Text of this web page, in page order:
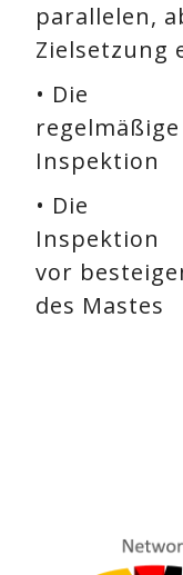
parallelen,
Zielsetzung
• Die
regelmäßige
Inspektion
• Die
Inspektion
vor
des Mastes